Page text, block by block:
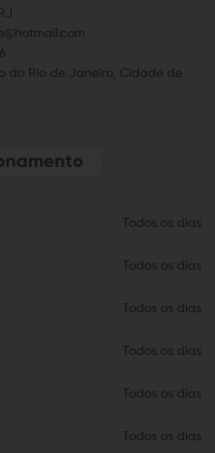
do Rio de Janeiro, Cidade de
Todos os dias
Todos os dias
Todos os dias
Todos os dias
Todos os dias
Todos os dias